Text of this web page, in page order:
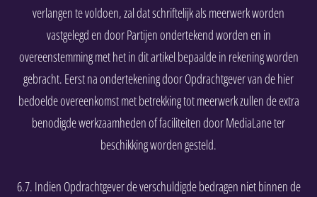
verlangen te voldoen, zal dat schriftelijk als meerwerk worden
vastgelegd en door Partijen ondertekend worden en in
overeenstemming met het in dit artikel bepaalde in rekening worden
gebracht. Eerst na ondertekening door Opdrachtgever van de hier
bedoelde overeenkomst met betrekking tot meerwerk zullen de extra
benodigde werkzaamheden of faciliteiten door MediaLane ter
beschikking worden gesteld.
6.7. Indien Opdrachtgever de verschuldigde bedragen niet binnen de